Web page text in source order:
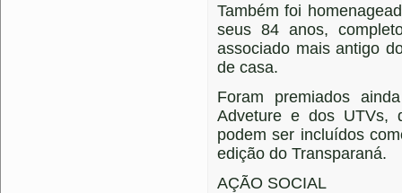
Também foi
seus 84 anos,
associado mais antigo
de casa.
Foram premiados
Adveture e dos UTVs,
podem ser incluídos
edição do Transparaná.
AÇÃO SOCIAL